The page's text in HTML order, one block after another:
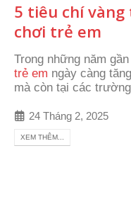
5 tiêu chí
chơi trẻ em
Trong những năm
trẻ em ngày càng
mà còn tại các
24 Tháng 2, 2025
XEM THÊM...